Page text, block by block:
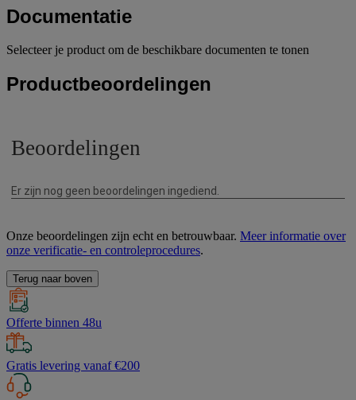
Documentatie
Selecteer je product om de beschikbare documenten te tonen
Productbeoordelingen
Onze beoordelingen zijn echt en betrouwbaar. Meer informatie over
onze verificatie- en controleprocedures.
Terug naar boven
Offerte binnen 48u
Gratis levering vanaf €200